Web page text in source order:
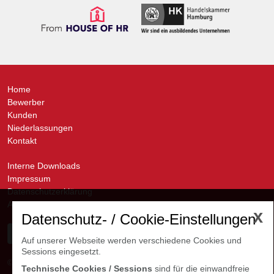
Home
Bewerber
Kunden
Niederlassungen
Kontakt
Interne Downloads
Impressum
Datenschutzerklärung
AGB
x
Datenschutz- / Cookie-Einstellungen
Auf unserer Webseite werden verschiedene Cookies und
Sessions eingesetzt.
Technische Cookies / Sessions sind für die einwandfreie